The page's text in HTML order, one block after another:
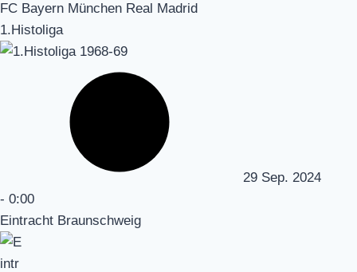
FC Bayern München Real Madrid
1.Histoliga
29 Sep. 2024
- 0:00
Eintracht Braunschweig